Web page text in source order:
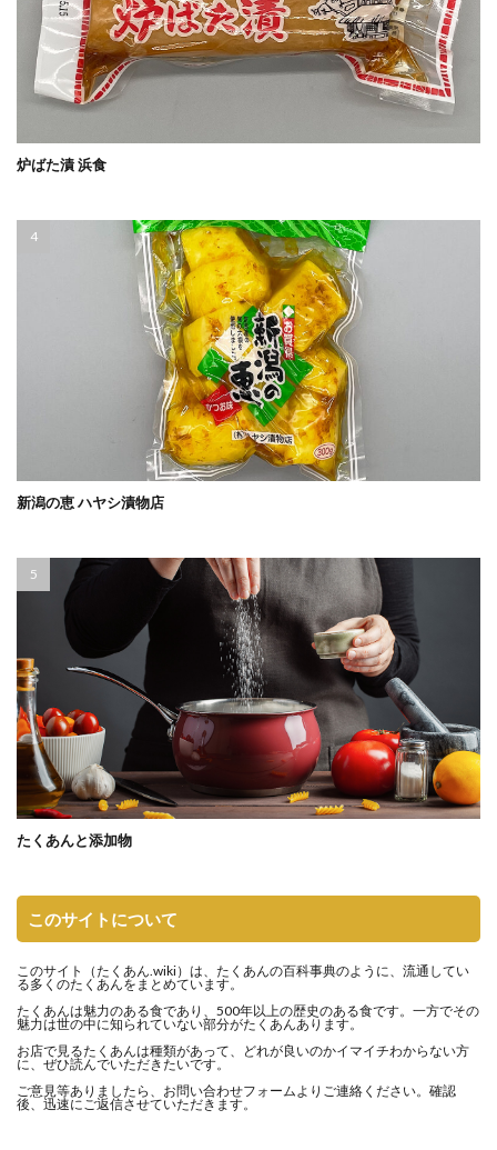
炉ばた漬 浜食
新潟の恵 ハヤシ漬物店
たくあんと添加物
このサイトについて
このサイト（たくあん.wiki）は、たくあんの百科事典のように、流通してい
る多くのたくあんをまとめています。
たくあんは魅力のある食であり、500年以上の歴史のある食です。一方でその
魅力は世の中に知られていない部分がたくあんあります。
お店で見るたくあんは種類があって、どれが良いのかイマイチわからない方
に、ぜひ読んでいただきたいです。
ご意見等ありましたら、 お問い合わせフォームよりご連絡ください。確認
後、迅速にご返信させていただきます。